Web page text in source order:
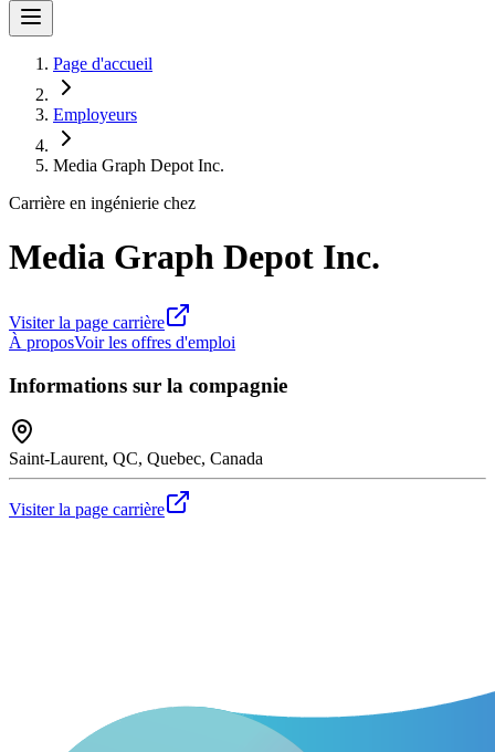
Page d'accueil
Employeurs
Media Graph Depot Inc.
Carrière en ingénierie chez
Media Graph Depot Inc.
Visiter la page carrière
À proposVoir les offres d'emploi
Informations sur la compagnie
Saint-Laurent, QC, Quebec, Canada
Visiter la page carrière